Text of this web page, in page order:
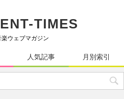
TIMES
ウェブマガジン
人気記事 月別索引